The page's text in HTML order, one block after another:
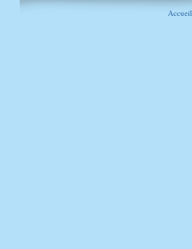
Accueil